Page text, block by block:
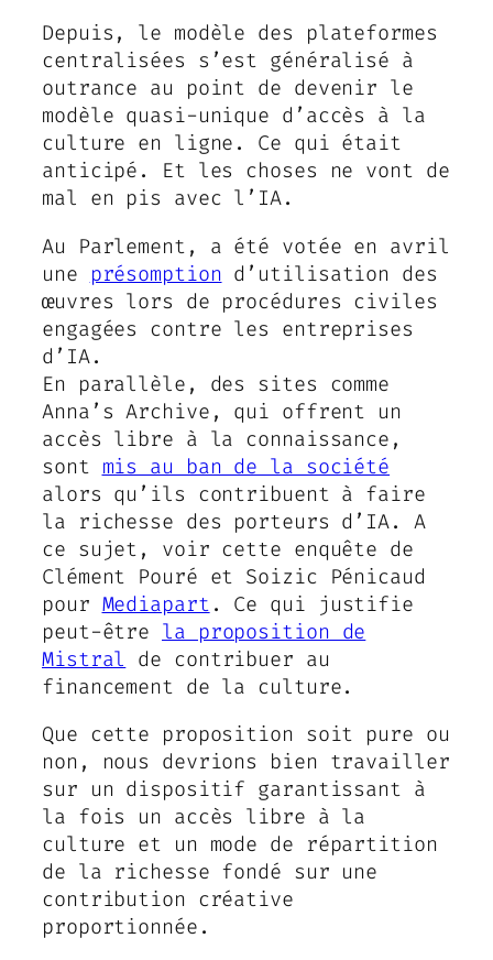
Depuis, le modèle des plateformes
centralisées s’est généralisé à
outrance au point de devenir le
modèle quasi-unique d’accès à la
culture en ligne. Ce qui était
anticipé. Et les choses ne vont de
mal en pis avec l’IA.
Au Parlement, a été votée en avril
une présomption d’utilisation des
œuvres lors de procédures civiles
engagées contre les entreprises
d’IA.
En parallèle, des sites comme
Anna’s Archive, qui offrent un
accès libre à la connaissance,
sont mis au ban de la société
alors qu’ils contribuent à faire
la richesse des porteurs d’IA. A
ce sujet, voir cette enquête de
Clément Pouré et Soizic Pénicaud
pour Mediapart . Ce qui justifie
peut-être la proposition de
Mistral de contribuer au
financement de la culture.
Que cette proposition soit pure ou
non, nous devrions bien travailler
sur un dispositif garantissant à
la fois un accès libre à la
culture et un mode de répartition
de la richesse fondé sur une
contribution créative
proportionnée.